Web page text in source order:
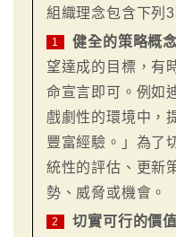
組織理念包含下列3
1 健全的策略概念
望達成的目標，有
命宣言即可。例如
戲劇性的環境中，
豐富經驗。」為了
統性的評估、更新
勢、威脅或機會。
2 切實可行的價